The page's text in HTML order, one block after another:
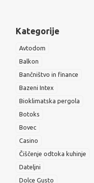
Kategorije
Avtodom
Balkon
Bančništvo in finance
Bazeni Intex
Bioklimatska pergola
Botoks
Bovec
Casino
Čiščenje odtoka kuhinje
Dateljni
Dolce Gusto